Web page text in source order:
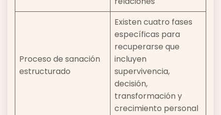
Proceso de sanación
estructurado
Existen cuatro fases
específicas para
recuperarse que
incluyen
supervivencia,
decisión,
transformación y
crecimiento personal